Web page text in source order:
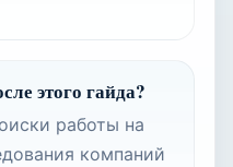
этого гайда?
работы на
компаний